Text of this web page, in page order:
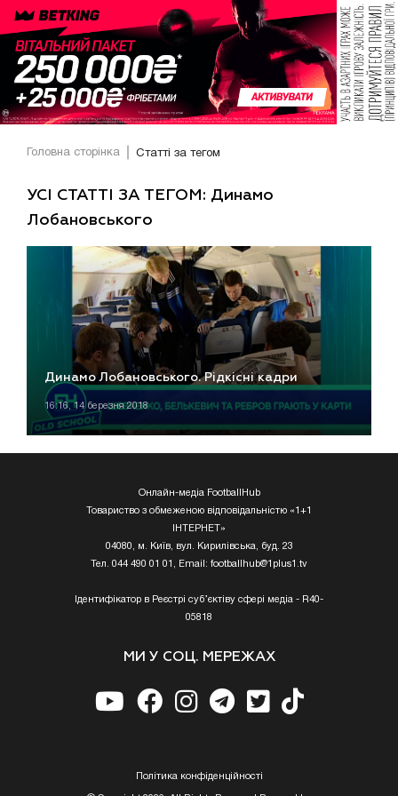
Головна сторінка Статті за тегом
УСІ СТАТТІ ЗА ТЕГОМ: Динамо
Лобановського
Динамо Лобановського. Рідкісні кадри
16:16, 14 березня 2018
Онлайн-медіа FootballHub
Товариство з обмеженою відповідальністю «1+1
ІНТЕРНЕТ»
04080, м. Київ, вул. Кирилівська, буд. 23
Тел. 044 490 01 01, Email: footballhub@1plus1.tv
Ідентифікатор в Реєстрі суб’єктіву сфері медіа - R40-
05818
МИ У СОЦ. МЕРЕЖАХ
Полiтика конфiденцiйностi